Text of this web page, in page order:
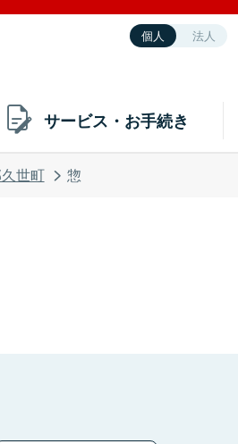
個人 法人
サービス・お手続き
世町 惣